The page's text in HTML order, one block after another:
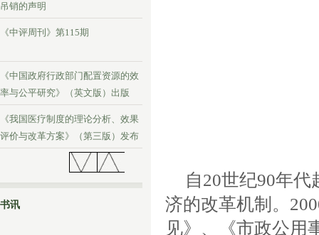
吊销的声明
《中评周刊》第115期
《中国政府行政部门配置资源的效
率与公平研究》（英文版）出版
《我国医疗制度的理论分析、效果
评价与改革方案》（第三版）发布
《中评周刊》第114期
书讯
自20世纪90年代
济的改革机制。
见》、《市政公用